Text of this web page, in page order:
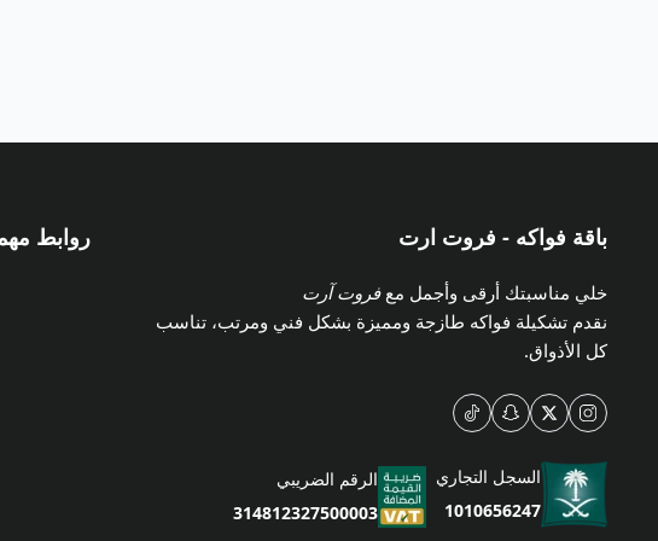
باقة فواكه - فروت ارت
خلي مناسبتك أرقى وأجمل معفروت آرت
نقدم تشكيلة فواكه طازجة ومميزة بشكل فني ومرتب، تناسب
كل الأذواق.
السجل التجاري
1010656247
الرقم الضريبي
314812327500003
روابط